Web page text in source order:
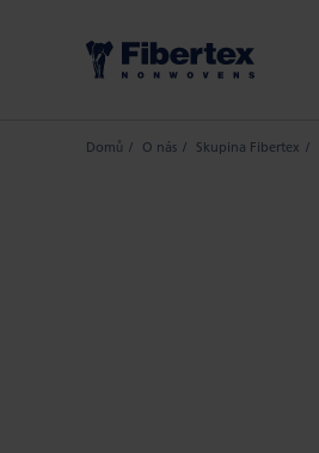
Domů O nás Skupina Fibertex